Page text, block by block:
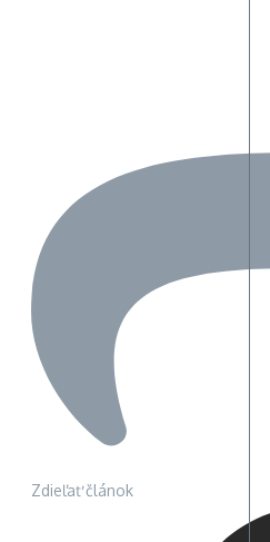
Zdieľať článok